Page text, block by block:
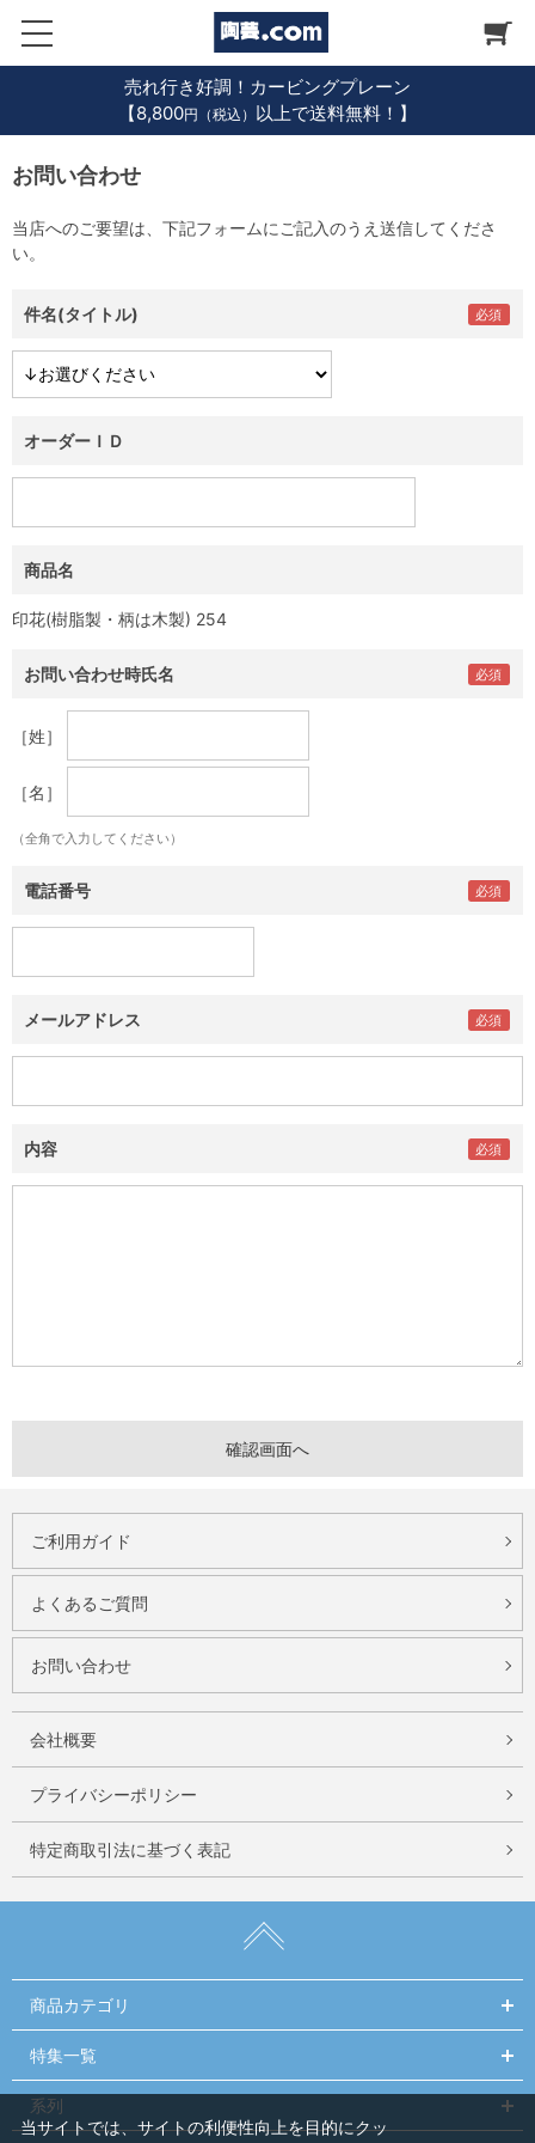
売れ行き好調！カービングプレーン
【8,800円（税込） 以上で送料無料！】
お問い合わせ
当店へのご要望は、下記フォームにご記入のうえ送信してくださ
い。
件名(タイトル)
オーダーＩＤ
商品名
印花(樹脂製・柄は木製) 254
お問い合わせ時氏名
［姓］
［名］
（全角で入力してください）
電話番号
メールアドレス
内容
ご利用ガイド
よくあるご質問
お問い合わせ
会社概要
プライバシーポリシー
特定商取引法に基づく表記
商品カテゴリ
特集一覧
系列
当サイトでは、サイトの利便性向上を目的にクッ